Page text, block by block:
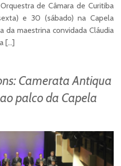
de Câmara de Curitiba
e 30 (sábado) na Capela
da maestrina convidada Cláudia
[…]
Camerata Antiqua
palco da Capela